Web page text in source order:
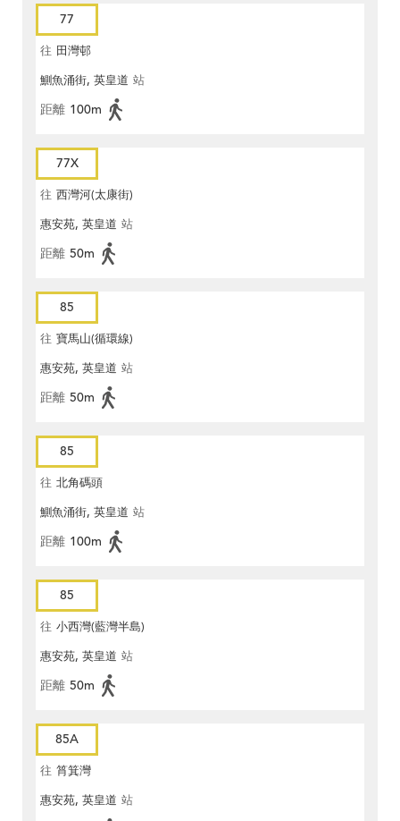
77
往 田灣邨
鰂魚涌街, 英皇道 站
距離 100m
77X
往 西灣河(太康街)
惠安苑, 英皇道 站
距離 50m
85
往 寶馬山(循環線)
惠安苑, 英皇道 站
距離 50m
85
往 北角碼頭
鰂魚涌街, 英皇道 站
距離 100m
85
往 小西灣(藍灣半島)
惠安苑, 英皇道 站
距離 50m
85A
往 筲箕灣
惠安苑, 英皇道 站